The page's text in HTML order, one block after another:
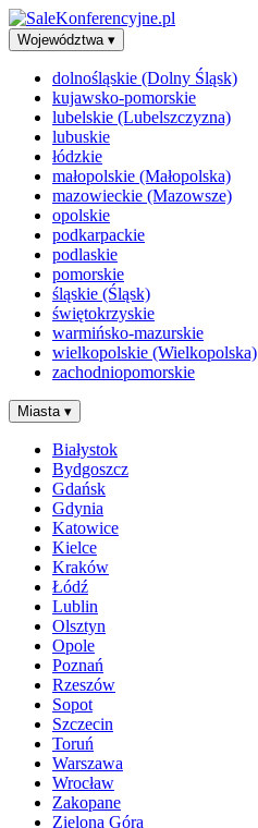
Województwa ▾
dolnośląskie (Dolny Śląsk)
kujawsko-pomorskie
lubelskie (Lubelszczyzna)
lubuskie
łódzkie
małopolskie (Małopolska)
mazowieckie (Mazowsze)
opolskie
podkarpackie
podlaskie
pomorskie
śląskie (Śląsk)
świętokrzyskie
warmińsko-mazurskie
wielkopolskie (Wielkopolska)
zachodniopomorskie
Miasta ▾
Białystok
Bydgoszcz
Gdańsk
Gdynia
Katowice
Kielce
Kraków
Łódź
Lublin
Olsztyn
Opole
Poznań
Rzeszów
Sopot
Szczecin
Toruń
Warszawa
Wrocław
Zakopane
Zielona Góra